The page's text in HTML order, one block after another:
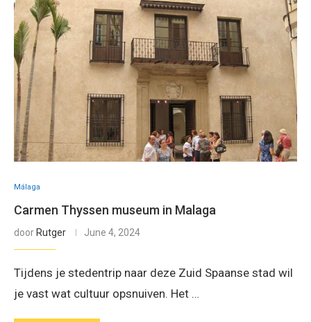
Málaga
Carmen Thyssen museum in Malaga
door Rutger June 4, 2024
Tijdens je stedentrip naar deze Zuid Spaanse stad wil
je vast wat cultuur opsnuiven. Het …